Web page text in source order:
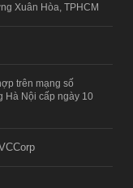
Xuân Hòa, TPHCM
trên mạng số
Hà Nội cấp ngày 10